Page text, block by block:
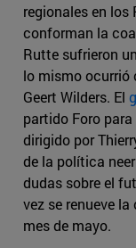
regionales en los
conforman la
Rutte sufrieron
lo mismo ocurrió
Geert Wilders. El
partido Foro
dirigido por
de la política
dudas sobre el
vez se renueve
mes de mayo.